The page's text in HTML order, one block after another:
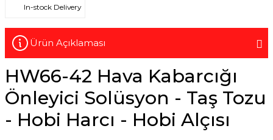
In-stock Delivery
Ürün Açıklaması
HW66-42 Hava Kabarcığı
Önleyici Solüsyon - Taş Tozu
- Hobi Harcı - Hobi Alçısı